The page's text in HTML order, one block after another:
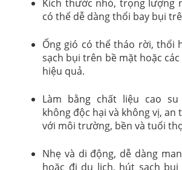
Kích thước nhỏ, trọng lượng
có thể dễ dàng thổi bay bụi
Ống gió có thể tháo rời, thổi
sạch bụi trên bề mặt hoặc
hiệu quả.
Làm bằng chất liệu cao
không độc hại và không vị, an
với môi trường, bền và tuổi
Nhẹ và di động, dễ dàng
hoặc đi du lịch, hút sạch